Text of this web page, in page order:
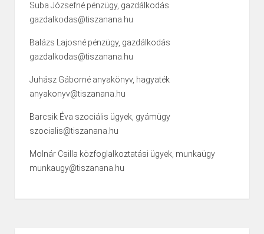
Suba Józsefné pénzügy, gazdálkodás
gazdalkodas@tiszanana.hu
Balázs Lajosné pénzügy, gazdálkodás
gazdalkodas@tiszanana.hu
Juhász Gáborné anyakönyv, hagyaték
anyakonyv@tiszanana.hu
Barcsik Éva szociális ügyek, gyámügy
szocialis@tiszanana.hu
Molnár Csilla közfoglalkoztatási ügyek, munkaügy
munkaugy@tiszanana.hu